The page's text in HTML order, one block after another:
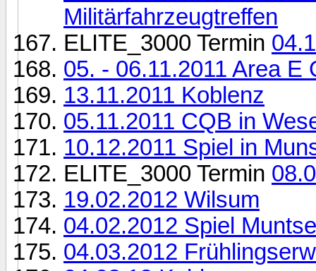
Militärfahrzeugtreffen
ELITE_3000 Termin
05. - 06.11.2011 Area E
13.11.2011 Koblenz
05.11.2011 CQB in
10.12.2011 Spiel in
ELITE_3000 Termin
19.02.2012 Wilsum
04.02.2012 Spiel
04.03.2012